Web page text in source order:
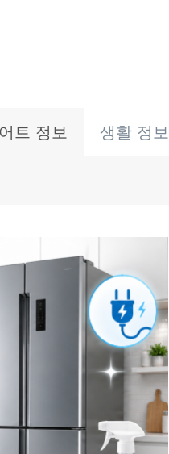
트 정보 생활 정보